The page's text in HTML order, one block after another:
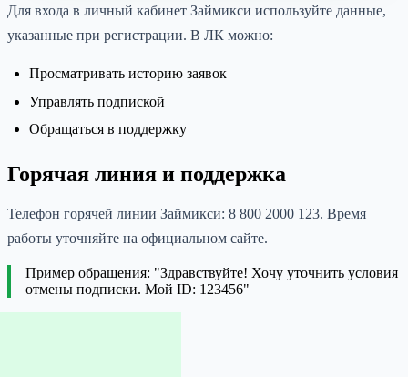
Для входа в личный кабинет Займикси используйте данные,
указанные при регистрации. В ЛК можно:
Просматривать историю заявок
Управлять подпиской
Обращаться в поддержку
Горячая линия и поддержка
Телефон горячей линии Займикси: 8 800 2000 123. Время
работы уточняйте на официальном сайте.
Пример обращения: "Здравствуйте! Хочу уточнить условия
отмены подписки. Мой ID: 123456"